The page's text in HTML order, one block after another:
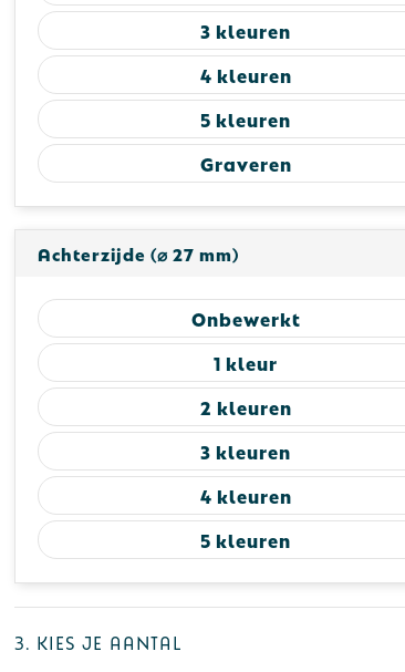
3
4
5
Graveren
Achterzijde (⌀ 27 mm)
Onbewerkt
1
2
3
4
5
3. Kies je aantal